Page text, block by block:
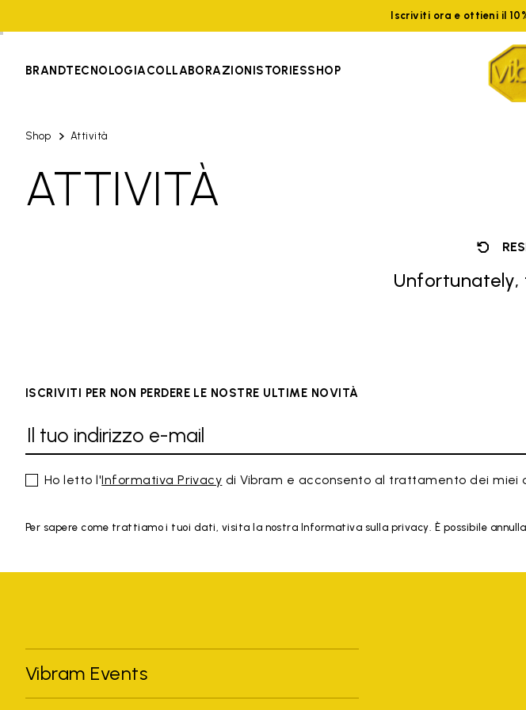
Iscriviti ora e ottieni il
BRANDTECNOLOGIACOLLABORAZIONISTORIESSHOP
Shop Attività
ATTIVITÀ
Unfortunately,
ISCRIVITI PER NON PERDERE LE NOSTRE ULTIME NOVITÀ
Ho letto l'Informativa Privacy di Vibram e acconsento al trattamento dei
Per sapere come trattiamo i tuoi dati, visita la nostra Informativa sulla privacy. È possibile
Vibram Events